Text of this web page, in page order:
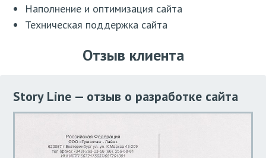
Наполнение и оптимизация сайта
Техническая поддержка сайта
Отзыв клиента
Story Line — отзыв о разработке сайта